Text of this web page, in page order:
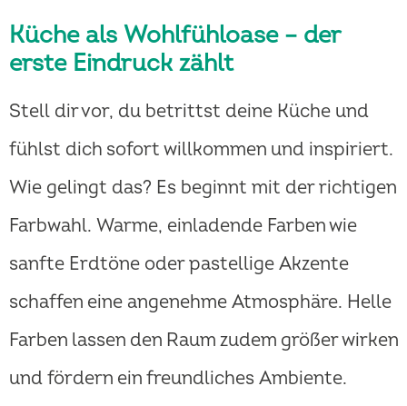
Küche als Wohlfühloase – der
erste Eindruck zählt
Stell dir vor, du betrittst deine Küche und
fühlst dich sofort willkommen und inspiriert.
Wie gelingt das? Es beginnt mit der richtigen
Farbwahl. Warme, einladende Farben wie
sanfte Erdtöne oder pastellige Akzente
schaffen eine angenehme Atmosphäre. Helle
Farben lassen den Raum zudem größer wirken
und fördern ein freundliches Ambiente.